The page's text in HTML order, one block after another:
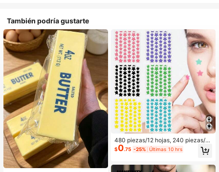
También podría gustarte
480 piezas/12 hojas, 240 piezas/6
hojas, 40 piezas/1 hoja, Pegatinas
de estrellas para la cara, Pegatinas
as decorativas de Navidad, Pegatin
$0.75 -25% Últimas 10 hrs